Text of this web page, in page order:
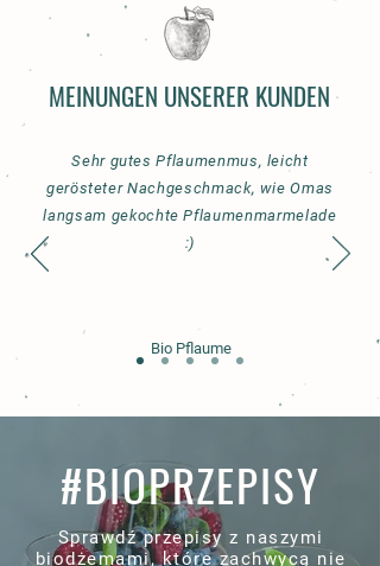
MEINUNGEN UNSERER KUNDEN
Sehr gutes Pflaumenmus, leicht
gerösteter Nachgeschmack, wie Omas
langsam gekochte Pflaumenmarmelade
:)
Bio Pflaume
#BIOPRZEPISY
Sprawdź przepisy z naszymi
biodżemami, które zachwycą nie